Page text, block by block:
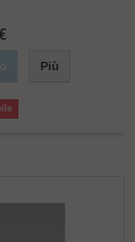
Più